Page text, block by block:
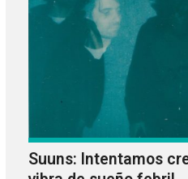
Suuns: Intentamos